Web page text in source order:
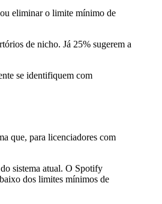
ou eliminar o limite mínimo de
de nicho. Já 25% sugerem a
se identifiquem com
que, para licenciadores com
sistema atual. O Spotify
dos limites mínimos de